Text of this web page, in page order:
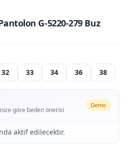
G-5220-279 Buz
32 33 34 36 38
göre beden önerisi
Demo
aktif edilecektir.